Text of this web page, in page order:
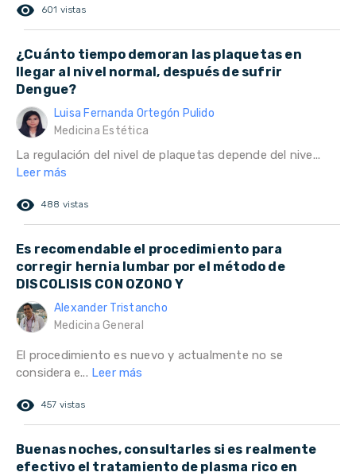
remove_red_eye 601 vistas
¿Cuánto tiempo demoran las plaquetas en
llegar al nivel normal, después de sufrir
Dengue?
Luisa Fernanda Ortegón Pulido
Medicina Estética
La regulación del nivel de plaquetas depende del nive...
Leer más
remove_red_eye 488 vistas
Es recomendable el procedimiento para
corregir hernia lumbar por el método de
DISCOLISIS CON OZONO Y
Alexander Tristancho
Medicina General
El procedimiento es nuevo y actualmente no se
considera e... Leer más
remove_red_eye 457 vistas
Buenas noches, consultarles si es realmente
efectivo el tratamiento de plasma rico en